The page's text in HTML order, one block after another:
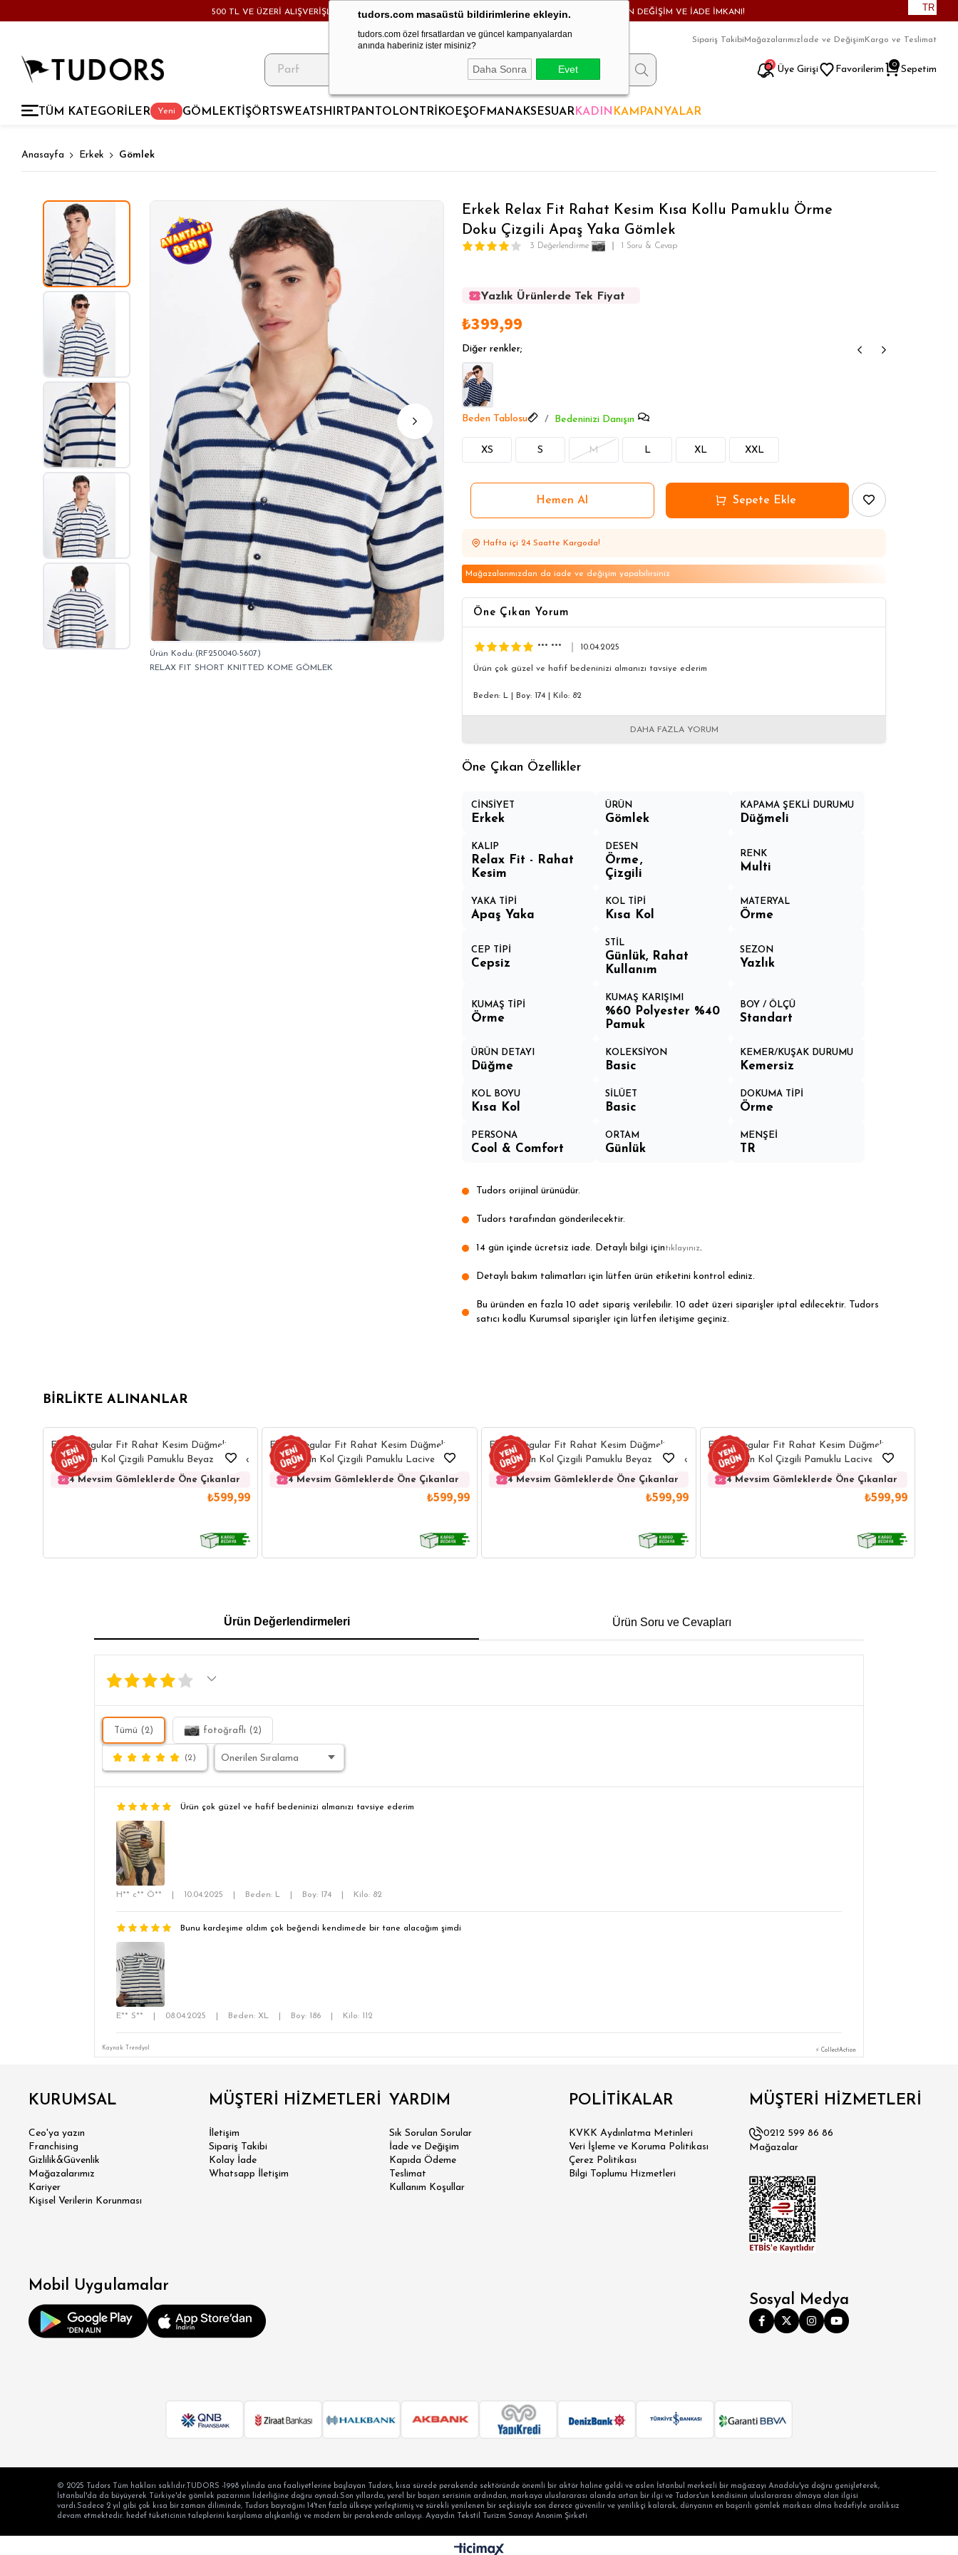
tudors.com masaüstü bildirimlerine ekleyin.
tudors.com özel fırsatlardan ve güncel kampanyalardan
anında haberiniz ister misiniz?
Daha Sonra Evet
500 TL VE ÜZERİ ALIŞVERİŞLERDE KARGO BEDAVA! - HAFTA İÇİ 24 SAATTE KARGODA! - MAĞAZADAN DEĞİŞİM VE İADE İMKANI! TR
9
Sipariş TakibiMağazalarımız İade ve Değişim Kargo ve Teslimat
Üye Girişi Favorilerim Sepetim
0
Yeni
TÜM KATEGORİLER GÖMLEK TİŞÖRT SWEATSHIRT PANTOLON TRİKO EŞOFMANAKSESUARKADIN KAMPANYALAR
Anasayfa Erkek Gömlek
(RF250040-5607)
RELAX FIT SHORT KNITTED KOME GÖMLEK
Erkek Relax Fit Rahat Kesim Kısa Kollu Pamuklu Örme
Doku Çizgili Apaş Yaka Gömlek
3 Değerlendirme 1 Soru & Cevap
Yazlık Ürünlerde Tek Fiyat
Yazlık Ürünlerde Tek Fiyat
Yazlık Ürünlerde Tek Fiyat
Yazlık Ürünlerde Tek Fiyat
₺399,99
Diğer renkler;
Beden Tablosu Bedeninizi Danışın
XS S M L XL XXL
Hafta içi 24 Saatte Kargoda!
Mağazalarımızdan da iade ve değişim yapabilirsiniz
Öne Çıkan Yorum
*** *** 10.04.2025
Ürün çok güzel ve hafif bedeninizi almanızı tavsiye ederim
Beden: L Boy: 174 Kilo: 82
DAHA FAZLA YORUM
Öne Çıkan Özellikler
CİNSİYET
Erkek
ÜRÜN
Gömlek
KAPAMA ŞEKLİ DURUMU
Düğmeli
KALIP
Relax Fit - Rahat
Kesim
DESEN
Örme
Çizgili
RENK
Multi
YAKA TİPİ
Apaş Yaka
KOL TİPİ
Kısa Kol
MATERYAL
Örme
CEP TİPİ
Cepsiz
STİL
Günlük, Rahat
Kullanım
SEZON
Yazlık
KUMAŞ TİPİ
Örme
KUMAŞ KARIŞIMI
%60 Polyester %40
Pamuk
BOY / ÖLÇÜ
Standart
ÜRÜN DETAYI
Düğme
KOLEKSİYON
Basic
KEMER/KUŞAK DURUMU
Kemersiz
KOL BOYU
Kısa Kol
SİLÜET
Basic
DOKUMA TİPİ
Örme
PERSONA
Cool & Comfort
ORTAM
Günlük
MENŞEİ
TR
Tudors orijinal ürünüdür.
Tudors tarafından gönderilecektir.
14 gün içinde ücretsiz iade. Detaylı bilgi içintıklayınız.
Detaylı bakım talimatları için lütfen ürün etiketini kontrol ediniz.
Bu üründen en fazla 10 adet sipariş verilebilir. 10 adet üzeri siparişler iptal edilecektir. Tudors
satıcı kodlu Kurumsal siparişler için lütfen iletişime geçiniz.
BIRLIKTE ALINANLAR
Erkek Regular Fit Rahat Kesim Düğmeli
Yaka Uzun Kol Çizgili Pamuklu Beyaz Gömlek
4 Mevsim Gömleklerde Öne Çıkanlar
₺599,99
Erkek Regular Fit Rahat Kesim Düğmeli
Yaka Uzun Kol Çizgili Pamuklu Lacivert
Gömlek
4 Mevsim Gömleklerde Öne Çıkanlar
₺599,99
Erkek Regular Fit Rahat Kesim Düğmeli
Yaka Uzun Kol Çizgili Pamuklu Beyaz Gömlek
4 Mevsim Gömleklerde Öne Çıkanlar
₺599,99
Erkek Regular Fit Rahat Kesim Düğmeli
Yaka Uzun Kol Çizgili Pamuklu Lacivert
Gömlek
4 Mevsim Gömleklerde Öne Çıkanlar
₺599,99
OVERSİZE
Ürün Değerlendirmeleri Ürün Soru ve Cevapları
Tümü (2) fotoğraflı (2)
(2)
Ürün çok güzel ve hafif bedeninizi almanızı tavsiye ederim
H** c** Ö** 10.04.2025 Beden: L Boy: 174 Kilo: 82
Bunu kardeşime aldım çok beğendi kendimede bir tane alacağım şimdi
E** S** 08.04.2025 Beden: XL Boy: 186 Kilo: 112
Kaynak: Trendyol ⚡ CollectAction
KURUMSAL
Ceo'ya yazın
Franchising
Gizlilik&Güvenlik
Mağazalarımız
Kariyer
Kişisel Verilerin Korunması
MÜŞTERİ HİZMETLERİ
İletişim
Sipariş Takibi
Kolay İade
Whatsapp İletişim
YARDIM
Sık Sorulan Sorular
İade ve Değişim
Kapıda Ödeme
Teslimat
Kullanım Koşullar
POLİTİKALAR
KVKK Aydınlatma Metinleri
Veri İşleme ve Koruma Politikası
Çerez Politikası
Bilgi Toplumu Hizmetleri
MÜŞTERİ HİZMETLERİ
0212 599 86 86
Mağazalar
Sosyal Medya
Mobil Uygulamalar
© 2025 Tudors Tüm hakları saklıdır.TUDORS -1998 yılında ana faaliyetlerine başlayan Tudors, kısa sürede perakende sektöründe önemli bir aktör haline geldi ve aslen İstanbul merkezli bir mağazayı Anadolu'ya doğru genişleterek,
İstanbul'da da büyüyerek Türkiye'de gömlek pazarının liderliğine doğru oynadı.Son yıllarda, yerel bir başarı serisinin ardından, markaya uluslararası alanda artan bir ilgi ve Tudors'un kendisinin uluslararası olmaya olan ilgisi
vardı.Sadece 2 yıl gibi çok kısa bir zaman diliminde, Tudors bayrağını 14'ten fazla ülkeye yerleştirmiş ve sürekli yenilenen bir seçkisiyle son derece güvenilir ve yenilikçi kalarak, dünyanın en başarılı gömlek markası olma hedefiyle aralıksız
devam etmektedir. hedef tüketicinin taleplerini karşılama alışkanlığı ve modern bir perakende anlayışı. Ayaydın Tekstil Turizm Sanayi Anonim Şirketi